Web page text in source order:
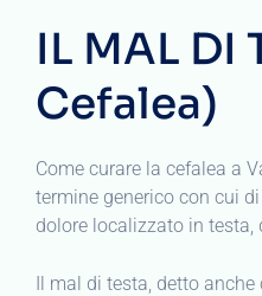
IL MAL DI
Cefalea)
Come curare la cefalea a
termine generico con cui
dolore localizzato in
Il mal di testa, detto anche